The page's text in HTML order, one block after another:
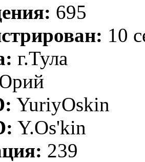
695
10
г.Тула
YuriyOskin
Y.Os'kin
239